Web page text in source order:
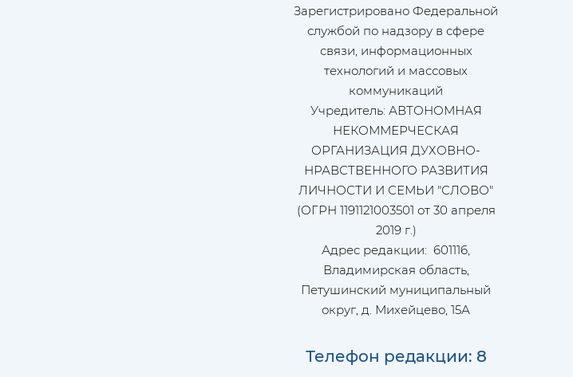
Зарегистрировано Федеральной
службой по надзору в сфере
связи, информационных
технологий и массовых
коммуникаций
Учредитель: АВТОНОМНАЯ
НЕКОММЕРЧЕСКАЯ
ОРГАНИЗАЦИЯ ДУХОВНО-
НРАВСТВЕННОГО РАЗВИТИЯ
ЛИЧНОСТИ И СЕМЬИ "СЛОВО"
(ОГРН 1191121003501 от 30 апреля
2019 г.)
Адрес редакции: 601116,
Владимирская область,
Петушинский муниципальный
округ, д. Михейцево, 15А
Телефон редакции: 8